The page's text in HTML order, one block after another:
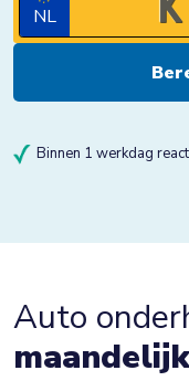
NL
Binnen 1 werkdag
Auto